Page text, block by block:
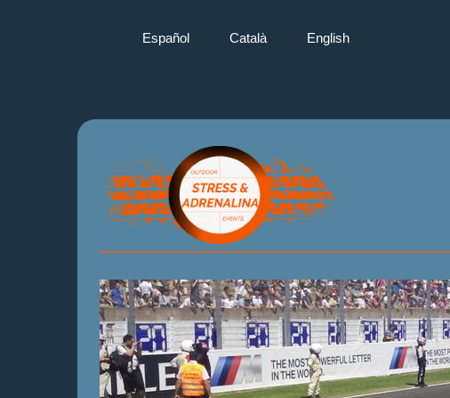
Español Català English